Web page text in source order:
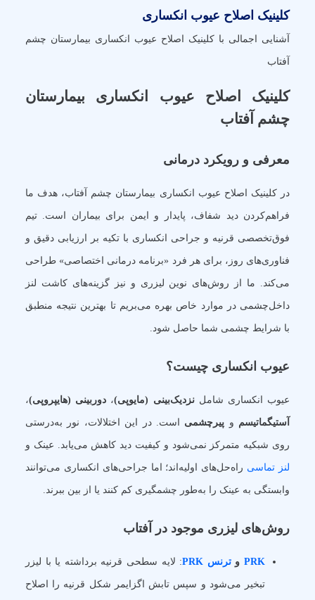
کلینیک اصلاح عیوب انکساری
آشنایی اجمالی با کلینیک اصلاح عیوب انکساری بیمارستان چشم
آفتاب
کلینیک اصلاح عیوب انکساری بیمارستان
چشم آفتاب
معرفی و رویکرد درمانی
در کلینیک اصلاح عیوب انکساری بیمارستان چشم آفتاب، هدف ما
فراهم‌کردن دید شفاف، پایدار و ایمن برای بیماران است. تیم
فوق‌تخصصی قرنیه و جراحی انکساری با تکیه بر ارزیابی دقیق و
فناوری‌های روز، برای هر فرد «برنامه درمانی اختصاصی» طراحی
می‌کند. ما از روش‌های نوین لیزری و نیز گزینه‌های کاشت لنز
داخل‌چشمی در موارد خاص بهره می‌بریم تا بهترین نتیجه منطبق
با شرایط چشمی شما حاصل شود.
عیوب انکساری چیست؟
عیوب انکساری شاملنزدیک‌بینی (مایوپی)، دوربینی (هایپروپی)،
آستیگماتیسم و پیرچشمی است. در این اختلالات، نور به‌درستی
روی شبکیه متمرکز نمی‌شود و کیفیت دید کاهش می‌یابد. عینک و
لنز تماسی راه‌حل‌های اولیه‌اند؛ اما جراحی‌های انکساری می‌توانند
وابستگی به عینک را به‌طور چشمگیری کم کنند یا از بین ببرند.
روش‌های لیزری موجود در آفتاب
PRKوترنس PRK : لایه سطحی قرنیه برداشته یا با لیزر
تبخیر می‌شود و سپس تابش اگزایمر شکل قرنیه را اصلاح